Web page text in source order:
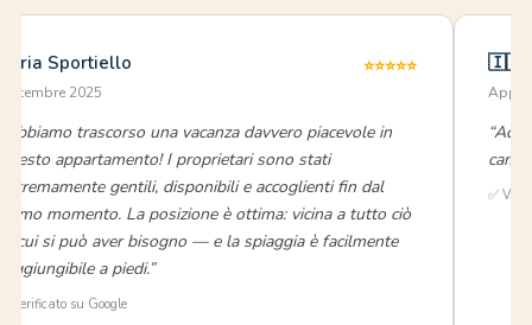
Ilaria Sportiello
settembre 2025
⭐⭐⭐⭐⭐
“Abbiamo trascorso una vacanza davvero piacevole in
questo appartamento! I proprietari sono stati
estremamente gentili, disponibili e accoglienti fin dal
primo momento. La posizione è ottima: vicina a tutto ciò
di cui si può aver bisogno — e la spiaggia è facilmente
raggiungibile a piedi.”
⭐ Verificato su Google
🇮🇹
✅